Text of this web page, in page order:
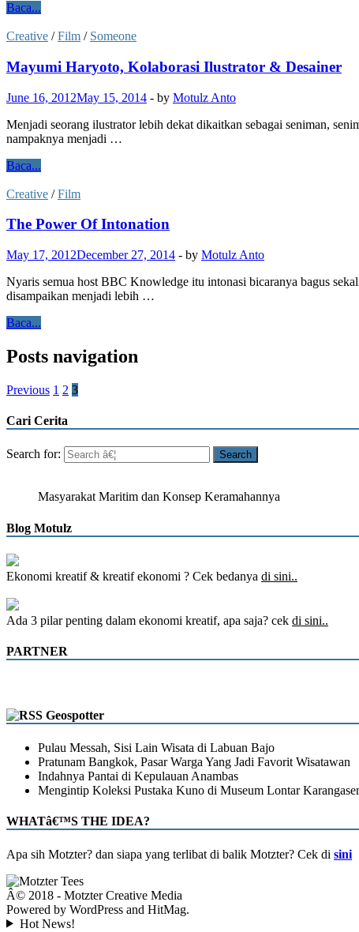
Baca...
Creative /Film / Someone
Mayumi Haryoto, Kolaborasi Ilustrator & Desainer
June 16, 2012May 15, 2014 - by Motulz Anto
Menjadi seorang ilustrator lebih dekat dikaitkan sebagai seniman,
nampaknya menjadi …
Baca...
Creative /Film
The Power Of Intonation
May 17, 2012December 27, 2014 - by Motulz Anto
Nyaris semua host BBC Knowledge itu intonasi bicaranya bagus
disampaikan menjadi lebih …
Baca...
Posts navigation
Previous 1 2 3
Cari Cerita
Search for:
Masyarakat Maritim dan Konsep Keramahannya
Blog Motulz
Ekonomi kreatif & kreatif ekonomi ? Cek bedanya di sini..
Ada 3 pilar penting dalam ekonomi kreatif, apa saja? cek di sini..
PARTNER
Geospotter
Pulau Messah, Sisi Lain Wisata di Labuan Bajo
Pratunam Bangkok, Pasar Warga Yang Jadi Favorit Wisatawan
Indahnya Pantai di Kepulauan Anambas
Mengintip Koleksi Pustaka Kuno di Museum Lontar
WHATâ€™S THE IDEA?
Apa sih Motzter? dan siapa yang terlibat di balik Motzter? Cek di sini
Â© 2018 - Motzter Creative Media
Powered by WordPress and HitMag.
Hot News!